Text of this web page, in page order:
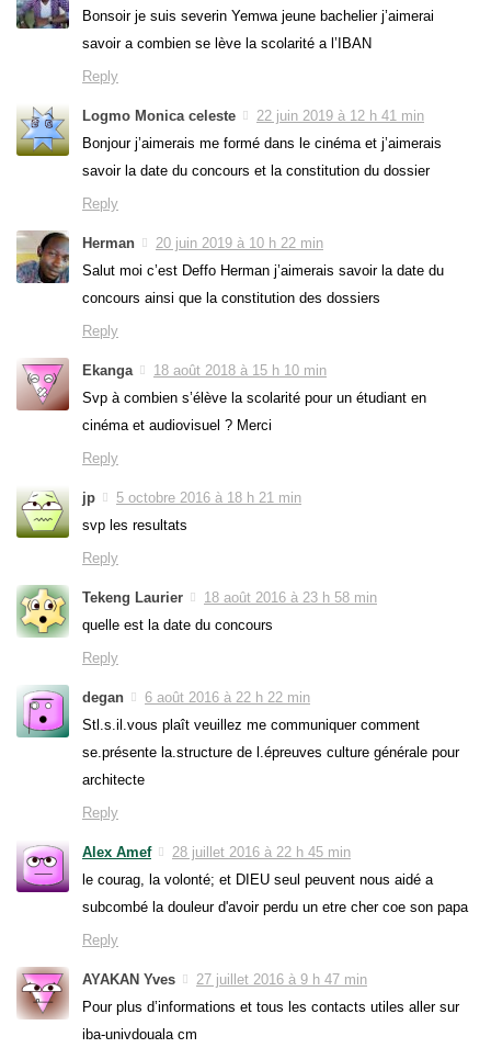
Bonsoir je suis severin Yemwa jeune bachelier j’aimerai
savoir a combien se lève la scolarité a l’IBAN
Reply
Logmo Monica celeste
22 juin 2019 à 12 h 41 min
Bonjour j’aimerais me formé dans le cinéma et j’aimerais
savoir la date du concours et la constitution du dossier
Reply
Herman
20 juin 2019 à 10 h 22 min
Salut moi c’est Deffo Herman j’aimerais savoir la date du
concours ainsi que la constitution des dossiers
Reply
Ekanga
18 août 2018 à 15 h 10 min
Svp à combien s’élève la scolarité pour un étudiant en
cinéma et audiovisuel ? Merci
Reply
jp
5 octobre 2016 à 18 h 21 min
svp les resultats
Reply
Tekeng Laurier
18 août 2016 à 23 h 58 min
quelle est la date du concours
Reply
degan
6 août 2016 à 22 h 22 min
Stl.s.il.vous plaît veuillez me communiquer comment
se.présente la.structure de l.épreuves culture générale pour
architecte
Reply
Alex Amef
28 juillet 2016 à 22 h 45 min
le courag, la volonté; et DIEU seul peuvent nous aidé a
subcombé la douleur d'avoir perdu un etre cher coe son papa
Reply
AYAKAN Yves
27 juillet 2016 à 9 h 47 min
Pour plus d’informations et tous les contacts utiles aller sur
iba-univdouala cm